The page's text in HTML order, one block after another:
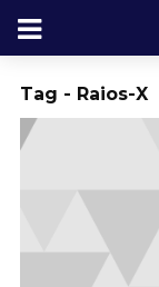
Tag - Raios-X